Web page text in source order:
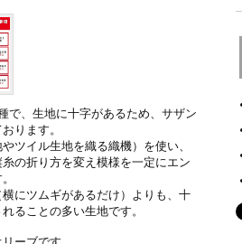
で、生地に十字があるため、サザン
ります。
ツイル生地を織る織機）を使い、
の折り方を変え模様を一定にエン
にツムギがあるだけ）よりも、十
ることの多い生地です。